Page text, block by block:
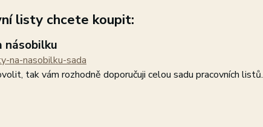
listy chcete koupit:
násobilku
na-nasobilku-sada
tak vám rozhodně doporučuji celou sadu pracovních listů.